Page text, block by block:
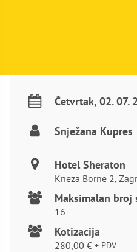
Četvrtak, 02. 07.
Snježana Kupres
Hotel Sheraton
Kneza Borne 2,
Maksimalan broj
16
Kotizacija
280,00 € + PDV